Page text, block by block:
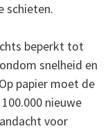
schieten.
beperkt tot
snelheid en
papier moet de
nieuwe
voor